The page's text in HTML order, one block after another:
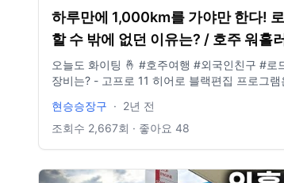
하루만에 1,000km를 가야만 한다!
할 수 밖에 없던 이유는? / 호주 워홀
남기 20
오늘도 화이팅 🤞 #호주여행 #외국인친구 #로드트
장비는? - 고프로 11 히어로 블랙편집 프로그램은? - 파이널
idclrlrlcks@naver.com
현승승장구 · 2년 전
조회수 2,667회 · 좋아요 48